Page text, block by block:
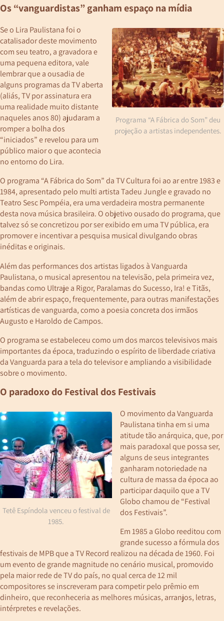
Os “vanguardistas” ganham espaço na mídia
Programa “A Fábrica do Som” deu
projeção a artistas independentes.
Se o Lira Paulistana foi o
catalisador deste movimento
com seu teatro, a gravadora e
uma pequena editora, vale
lembrar que a ousadia de
alguns programas da TV aberta
(aliás, TV por assinatura era
uma realidade muito distante
naqueles anos 80) ajudaram a
romper a bolha dos
“iniciados” e revelou para um
público maior o que acontecia
no entorno do Lira.
O programa “A Fábrica do Som” da TV Cultura foi ao ar entre 1983 e
1984, apresentado pelo multi artista Tadeu Jungle e gravado no
Teatro Sesc Pompéia, era uma verdadeira mostra permanente
desta nova música brasileira. O objetivo ousado do programa, que
talvez só se concretizou por ser exibido em uma TV pública, era
promover e incentivar a pesquisa musical divulgando obras
inéditas e originais.
Além das performances dos artistas ligados à Vanguarda
Paulistana, o musical apresentou na televisão, pela primeira vez,
bandas como Ultraje a Rigor, Paralamas do Sucesso, Ira! e Titãs,
além de abrir espaço, frequentemente, para outras manifestações
artísticas de vanguarda, como a poesia concreta dos irmãos
Augusto e Haroldo de Campos.
O programa se estabeleceu como um dos marcos televisivos mais
importantes da época, traduzindo o espírito de liberdade criativa
da Vanguarda para a tela do televisor e ampliando a visibilidade
sobre o movimento.
O paradoxo do Festival dos Festivais
Tetê Espíndola venceu o festival de
1985.
O movimento da Vanguarda
Paulistana tinha em si uma
atitude tão anárquica, que, por
mais paradoxal que possa ser,
alguns de seus integrantes
ganharam notoriedade na
cultura de massa da época ao
participar daquilo que a TV
Globo chamou de “Festival
dos Festivais”.
Em 1985 a Globo reeditou com
grande sucesso a fórmula dos
festivais de MPB que a TV Record realizou na década de 1960. Foi
um evento de grande magnitude no cenário musical, promovido
pela maior rede de TV do país, no qual cerca de 12 mil
compositores se inscreveram para competir pelo prêmio em
dinheiro, que reconheceria as melhores músicas, arranjos, letras,
intérpretes e revelações.